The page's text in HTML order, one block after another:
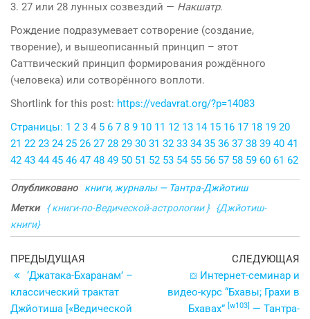
3. 27 или 28 лунных созвездий — Накшатр.
Рождение подразумевает сотворение (создание,
творение), и вышеописанный принцип – этот
Саттвический принцип формирования рождённого
(человека) или сотворённого воплоти.
Shortlink for this post: https://vedavrat.org/?p=14083
Страницы: 1 2 3 4 5 6 7 8 9 10 11 12 13 14 15 16 17 18 19 20
21 22 23 24 25 26 27 28 29 30 31 32 33 34 35 36 37 38 39 40 41
42 43 44 45 46 47 48 49 50 51 52 53 54 55 56 57 58 59 60 61 62
Опубликовано
книги, журналы — Тантра-Джйотиш
Метки
{ книги-по-Ведической-астрологии }
{Джйотиш-
книги}
Навигация
по
записям
Предыдущая
запись
ПРЕДЫДУЩАЯ
‘Джатака-Бхаранам’ –
классический трактат
Джйотиша [«Ведической
СЛЕДУЮЩАЯ
⛋ Интернет-семинар и
видео-курс “Бхавы; Грахи в
Бхавах” [w103] — Тантра-